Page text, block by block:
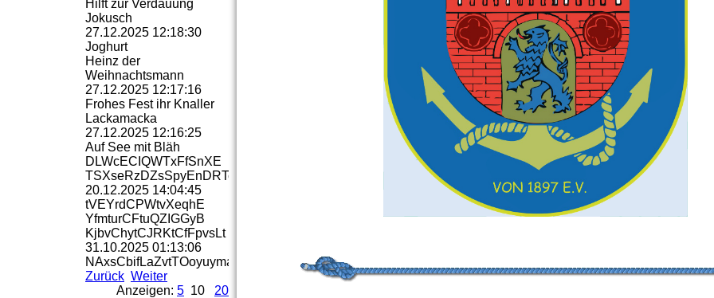
Hilft zur Verdauung
Jokusch
27.12.2025 12:18:30
Joghurt
Heinz der
Weihnachtsmann
27.12.2025 12:17:16
Frohes Fest ihr Knaller
Lackamacka
27.12.2025 12:16:25
Auf See mit Bläh
DLWcECIQWTxFfSnXE
TSXseRzDZsSpyEnDRTc
20.12.2025 14:04:45
tVEYrdCPWtvXeqhE
YfmturCFtuQZIGGyB
KjbvChytCJRKtCfFpvsLt
31.10.2025 01:13:06
NAxsCbifLaZvtTOoyuymaBr
Zurück Weiter
Anzeigen: 5 10 20